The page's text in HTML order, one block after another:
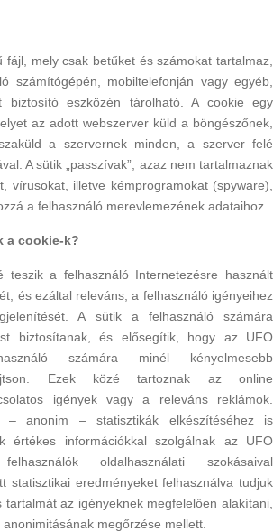
fájl, mely csak betűket és számokat tartalmaz,
számítógépén, mobiltelefonján vagy egyéb,
biztosító eszközén tárolható. A cookie egy
az adott webszerver küld a böngészőnek,
a szervernek minden, a szerver felé
A sütik „passzívak”, azaz nem tartalmaznak
vírusokat, illetve kémprogramokat (spyware),
a felhasználó merevlemezének adataihoz.
a cookie-k?
teszik a felhasználó Internetezésre használt
és ezáltal releváns, a felhasználó igényeihez
A sütik a felhasználó számára
biztosítanak, és elősegítik, hogy az UFO
számára minél kényelmesebb
Ezek közé tartoznak az online
igények vagy a releváns reklámok.
– anonim – statisztikák elkészítéséhez is
értékes információkkal szolgálnak az UFO
oldalhasználati szokásaival
statisztikai eredményeket felhasználva tudjuk
az igényeknek megfelelően alakítani,
megőrzése mellett.